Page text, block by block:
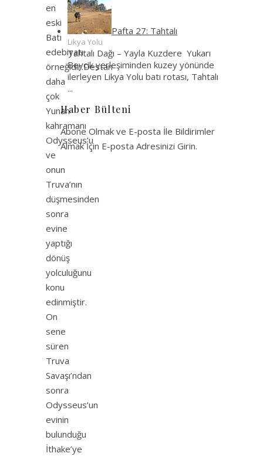
en
eski
Batı
edebiyatı
örneğidir.Destan
daha
çok
Yunan
kahramanı
Odysseus’u
ve
onun
Truva’nın
düşmesinden
sonra
evine
yaptığı
dönüş
yolculuğunu
konu
edinmiştir.
On
sene
süren
Truva
Savaşı’ndan
sonra
Odysseus’un
evinin
bulunduğu
İthake’ye
Pafta 27: Tahtalı
Likya Yolu
Tahtalı Dağı – Yayla Kuzdere Yukarı
Beycik yerleşiminden kuzey yönünde
ilerleyen Likya Yolu batı rotası, Tahtalı
...
Haber Bülteni
Abone Olmak ve E-posta İle Bildirimler
Almak İçin E-posta Adresinizi Girin.